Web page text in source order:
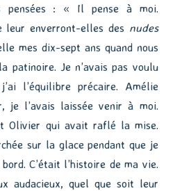
pensées : « Il pense à moi.
leur enverront-elles des nudes
mes dix-sept ans quand nous
patinoire. Je n’avais pas voulu
l’équilibre précaire. Amélie
je l’avais laissée venir à moi.
Olivier qui avait raflé la mise.
sur la glace pendant que je
C’était l’histoire de ma vie.
audacieux, quel que soit leur